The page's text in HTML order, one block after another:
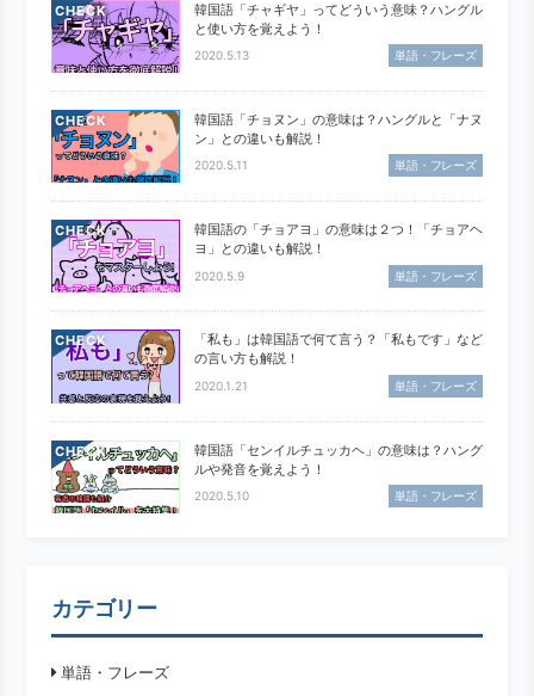
CHECK
韓国語「チャギヤ」ってどういう意味？ハングル
と使い方を覚えよう！
2020.5.13 単語・フレーズ
CHECK
韓国語「チョヌン」の意味は？ハングルと「ナヌ
ン」との違いも解説！
2020.5.11 単語・フレーズ
CHECK
韓国語の「チョアヨ」の意味は２つ！「チョアヘ
ヨ」との違いも解説！
2020.5.9 単語・フレーズ
CHECK
「私も」は韓国語で何て言う？「私もです」など
の言い方も解説！
2020.1.21 単語・フレーズ
CHECK
韓国語「センイルチュッカヘ」の意味は？ハング
ルや発音を覚えよう！
2020.5.10 単語・フレーズ
カテゴリー
単語・フレーズ